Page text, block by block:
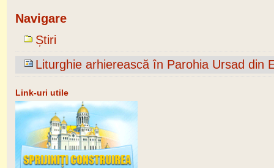
Navigare
Știri
Liturghie arhierească în Parohia Ursad din
Link-uri utile